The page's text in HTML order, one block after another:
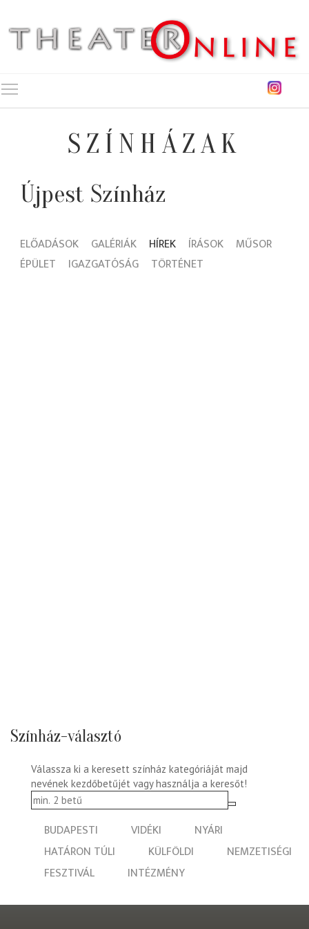
SZÍNHÁZAK
Újpest Színház
ELŐADÁSOK GALÉRIÁK HÍREK ÍRÁSOK
MŰSOR
ÉPÜLET
IGAZGATÓSÁG TÖRTÉNET
Színház-választó
Válassza ki a keresett színház kategóriáját majd
nevének kezdőbetűjét vagy használja a keresőt!
BUDAPESTI VIDÉKI
NYÁRI
HATÁRON TÚLI
KÜLFÖLDI
NEMZETISÉGI
FESZTIVÁL
INTÉZMÉNY